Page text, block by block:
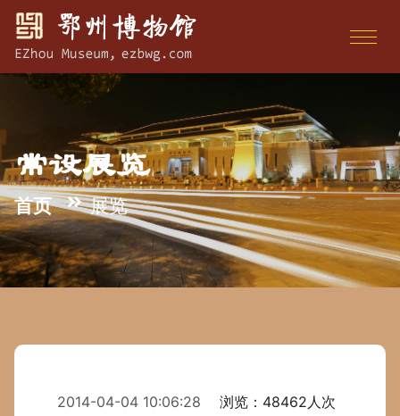
常设展览
首页 展览
2014-04-04 10:06:28 浏览：48462人次